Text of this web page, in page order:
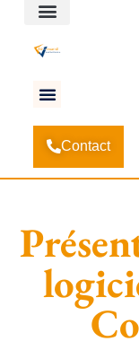
Contact
Accueil-Actualités
Innovation